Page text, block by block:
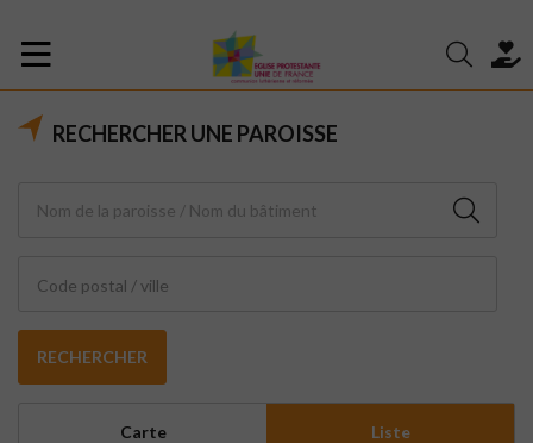
RECHERCHER UNE PAROISSE
Code postal / ville
RECHERCHER
Carte Liste